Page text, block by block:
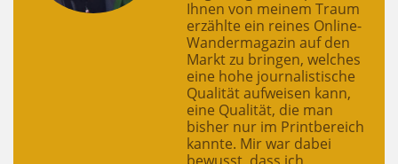
Ihnen von meinem Traum
erzählte ein reines Online-
Wandermagazin auf den
Markt zu bringen, welches
eine hohe journalistische
Qualität aufweisen kann,
eine Qualität, die man
bisher nur im Printbereich
kannte. Mir war dabei